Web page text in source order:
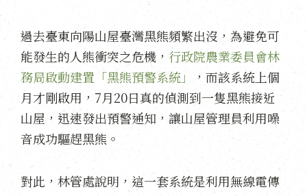
過去臺東向陽山屋臺灣黑熊頻繁出沒，為避免可
能發生的人熊衝突之危機， 行政院農業委員會林
務局啟動建置「黑熊預警系統」
，而該系統上個
月才剛啟用，7月20日真的偵測到一隻黑熊接近
山屋，迅速發出預警通知，讓山屋管理員利用噪
音成功驅趕黑熊。
對此，林管處說明，這一套系統是利用無線電傳